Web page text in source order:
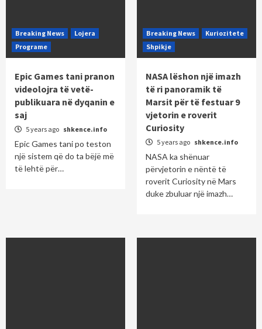
Breaking News
Lojera
Programe
Epic Games tani pranon
videolojra të vetë-
publikuara në dyqanin e
saj
5 years ago shkence.info
Epic Games tani po teston
një sistem që do ta bëjë më
të lehtë për…
Breaking News
Kuriozitete
Shpikje
NASA lëshon një imazh
të ri panoramik të
Marsit për të festuar 9
vjetorin e roverit
Curiosity
5 years ago shkence.info
NASA ka shënuar
përvjetorin e nëntë të
roverit Curiosity në Mars
duke zbuluar një imazh…